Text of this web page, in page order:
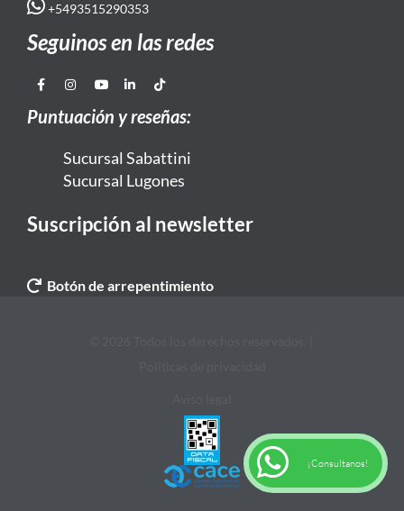
+5493515290353
Seguinos en las redes
Puntuación y reseñas:
Sucursal Sabattini
Sucursal Lugones
Suscripción al newsletter
Botón de arrepentimiento
¡Consultanos!